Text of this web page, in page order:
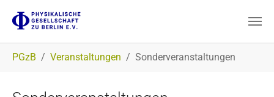
PGzB Veranstaltungen Sonderveranstaltungen